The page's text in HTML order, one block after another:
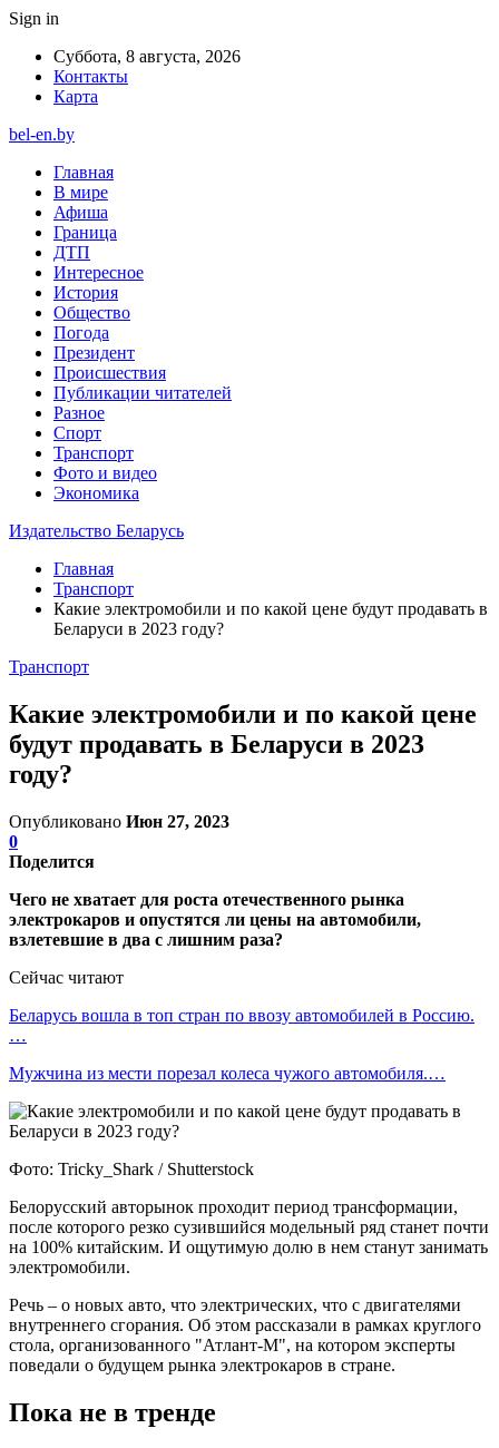
Sign in
Суббота, 8 августа, 2026
Контакты
Карта
bel-en.by
Главная
В мире
Афиша
Граница
ДТП
Интересное
История
Общество
Погода
Президент
Происшествия
Публикации читателей
Разное
Спорт
Транспорт
Фото и видео
Экономика
Издательство Беларусь
Главная
Транспорт
Какие электромобили и по какой цене будут продавать в
Беларуси в 2023 году?
Транспорт
Какие электромобили и по какой цене
будут продавать в Беларуси в 2023
году?
Опубликовано Июн 27, 2023
0
Поделится
Чего не хватает для роста отечественного рынка
электрокаров и опустятся ли цены на автомобили,
взлетевшие в два с лишним раза?
Сейчас читают
Беларусь вошла в топ стран по ввозу автомобилей в Россию.
…
Мужчина из мести порезал колеса чужого автомобиля.…
Фото: Tricky_Shark / Shutterstock
Белорусский авторынок проходит период трансформации,
после которого резко сузившийся модельный ряд станет почти
на 100% китайским. И ощутимую долю в нем станут занимать
электромобили.
Речь – о новых авто, что электрических, что с двигателями
внутреннего сгорания. Об этом рассказали в рамках круглого
стола, организованного "Атлант-М", на котором эксперты
поведали о будущем рынка электрокаров в стране.
Пока не в тренде